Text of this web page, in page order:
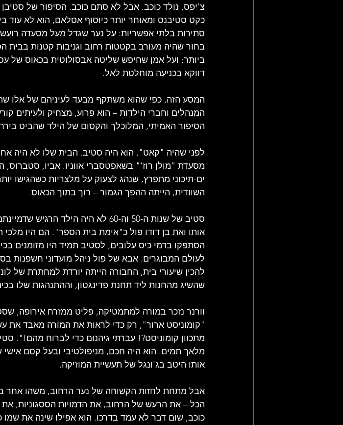
צ'יפס, נולד כוכב. אבל לא סתם כוכב. הסיפור של
כקט סטיבנס ומאוחר יותר כיוסוף אסלאם, הוא לא עוד
סתירות בלתי אפשריות: על נער שגדל מעל מסעדה
בחור שהיה מעורב בקטטות רחוב וגניבות קטנות
ביותר; ועל אמן שחיפש שליטה אבסולוטית בכאוס של
דווקא בכניעה מוחלטת לאל.
המסע הזה, כפי שהוא משתקף מבעד לעיניהם של אלו
המנהלים וחברי הילדות – הוא פרוע, מצחיק ולעיתים
הסיפור האמיתי, המלוכלך והקסום של הילד שהביט
לפני שהיה "קאט", הוא היה סטיב. הבית שלו לא היה
מסעדת "מולן רוז'" בשאפטסברי אווניו. אביו, סטברוס,
ים-תיכוני מתפרץ, שנהג לצעוק על מלצריות כשהגישו
השוודית, הייתה ההפך הגמור – רוך בתוך הכאוס.
סטיב של שנות ה-50 וה-60 לא היה הילד
אותו ואת בן דודו פול כ"אימת בית הספר". הם היו
הסתפקו בדמי כיס עלובים, לסטיב תמיד היו מזומנים
לעולם המבוגרים. אבא של פול ניהל מועדוני חשפנות
להכין שיעורי בית, החבורה הייתה יורדת למחתרת של
שהשיג מהחנות ליד תחנת פדינגטון, וההתנהגות שלו
וורנר נזכר במורה למתמטיקה, פליט ממזרח אירופה,
"קומוניסט ארור", רק כדי לראות את המורה מאבד את
מתכוון קומוניסט?! עברתי גיהנום כדי לברוח מהם!".
מלאך תמים. הוא היה חכם, מניפולטיבי ובעל קסם אישי
אותו היטב בג'ונגל של תעשיית המוזיקה.
אבל מתחת לחזות הקשוחה של נער הרחוב, משהו אחר
הכל – את הרעש של הרחוב, את הדמויות הססגוניות, את
כוכב, שום דבר לא עמד בדרכו. הוא אפילו שינה את שמו